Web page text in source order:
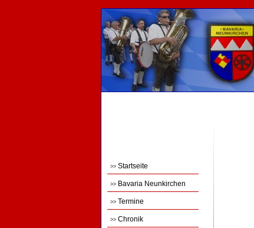
>> Startseite
>> Bavaria Neunkirchen
>> Termine
>> Chronik